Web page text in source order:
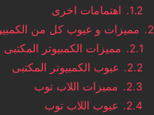
1.2.
اهتمامات اخرى
2.
مميزات و عيوب كل من
2.1.
مميزات الكمبيوتر المكتبى
2.2.
عيوب الكمبيوتر المكتبى
2.3.
مميزات اللاب توب
2.4.
عيوب اللاب توب